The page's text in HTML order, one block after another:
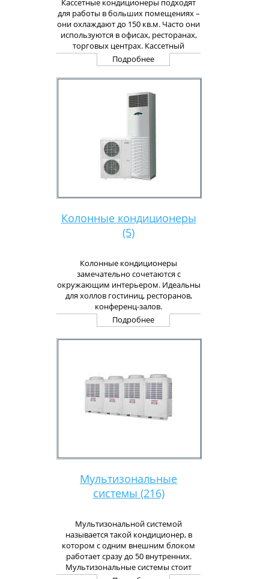
Кассетные кондиционеры подходят
для работы в больших помещениях –
они охлаждают до 150 кв.м. Часто они
используются в офисах, ресторанах,
торговых центрах. Кассетный
кондиционер имеет
четырехстороннее распределение
воздуха, что позволяет охлаждать
помещение с наибольшей
эффективностью.
Подробнее
Колонные кондиционеры
(5)
Колонные кондиционеры
замечательно сочетаются с
окружающим интерьером. Идеальны
для холлов гостиниц, ресторанов,
конференц-залов.
Подробнее
Мультизональные
системы (216)
Мультизональной системой
называется такой кондиционер, в
котором с одним внешним блоком
работает сразу до 50 внутренних.
Мультизональные системы стоит